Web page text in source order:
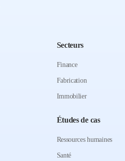
Secteurs
Finance
Fabrication
Immobilier
Études de cas
Ressources humaines
Santé